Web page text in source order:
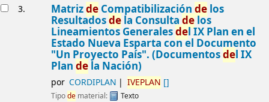
3. MatrizdeCompatibilizacióndelos
Resultadosdela Consultadelos
Lineamientos Generalesdel IX Plan en el
Estado Nueva Esparta con el Documento
"Un Proyecto País". (Documentosdel IX
Plan dela Nación)
por CORDIPLAN IVEPLAN []
Tipodematerial:
Texto